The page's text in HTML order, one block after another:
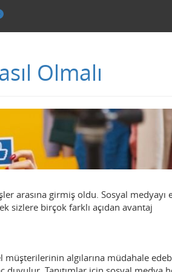
Olmalı
arasına girmiş oldu. Sosyal medyayı
sizlere birçok farklı açıdan avantaj
algılarına müdahale